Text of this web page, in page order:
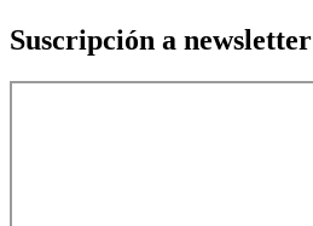
Suscripción a newsletter